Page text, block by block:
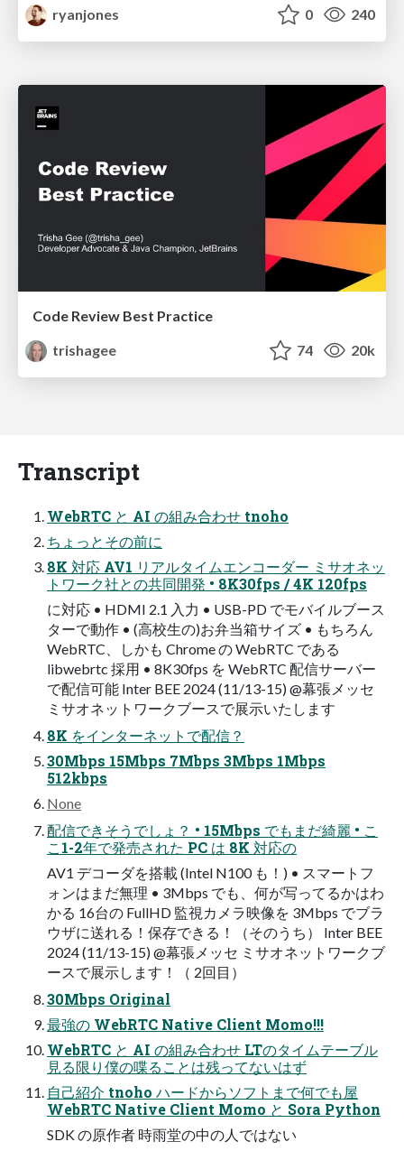
ryanjones 0 240
Code Review Best Practice
trishagee
74 20k
Transcript
WebRTC と AI の組み合わせ tnoho
ちょっとその前に
8K 対応 AV1 リアルタイムエンコーダー ミサオネッ
トワーク社との共同開発 • 8K30fps / 4K 120fps
に対応 • HDMI 2.1 入力 • USB-PD でモバイルブース
ターで動作 • (高校生の)お弁当箱サイズ • もちろん
WebRTC、しかも Chrome の WebRTC である
libwebrtc 採用 • 8K30fps を WebRTC 配信サーバー
で配信可能 Inter BEE 2024 (11/13-15) @幕張メッセ
ミサオネットワークブースで展示いたします
8K をインターネットで配信？
30Mbps 15Mbps 7Mbps 3Mbps 1Mbps
512kbps
None
配信できそうでしょ？ • 15Mbps でもまだ綺麗 • こ
こ1-2年で発売された PC は 8K 対応の
AV1 デコーダを搭載 (Intel N100 も！) • スマートフ
ォンはまだ無理 • 3Mbps でも、何が写ってるかはわ
かる 16台の FullHD 監視カメラ映像を 3Mbps でブラ
ウザに送れる！保存できる！（そのうち） Inter BEE
2024 (11/13-15) @幕張メッセ ミサオネットワークブ
ースで展示します！（ 2回目）
30Mbps Original
最強の WebRTC Native Client Momo!!!
WebRTC と AI の組み合わせ LTのタイムテーブル
見る限り僕の喋ることは残ってないはず
自己紹介 tnoho ハードからソフトまで何でも屋
WebRTC Native Client Momo と Sora Python
SDK の原作者 時雨堂の中の人ではない